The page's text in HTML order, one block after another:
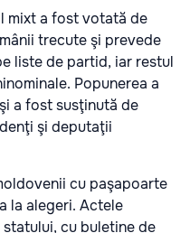
mixt a fost votată de
trecute şi prevede
liste de partid, iar restul
Popunerea a
a fost susţinută de
şi deputaţii
cu paşapoarte
la alegeri. Actele
cu buletine de